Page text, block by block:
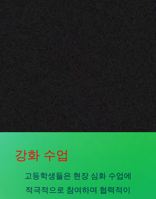
강화 수업
고등학생들은 현장 심화 수업에
적극적으로 참여하며 협력적이